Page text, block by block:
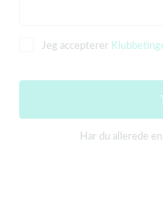
Jeg accepterer
Har du allerede